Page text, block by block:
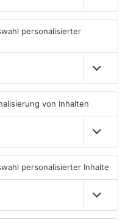
Feuerwerk löst wohl Brand in
aus
04.08.2026, 13:21 UHR IN